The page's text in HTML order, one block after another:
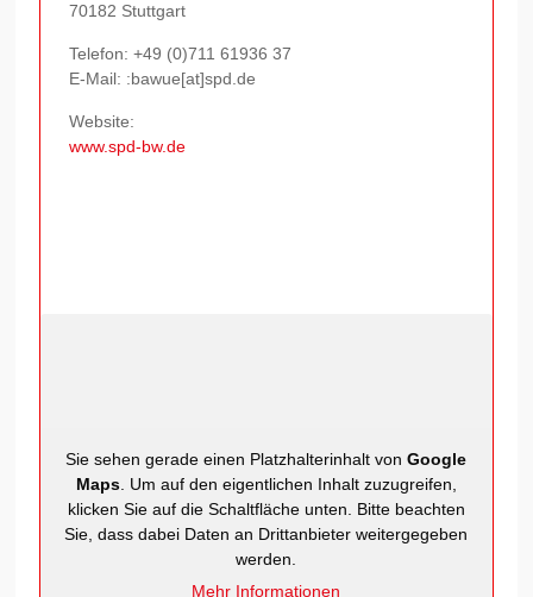
70182 Stuttgart
Telefon:+49 (0)711 61936 37
E-Mail: :bawue[at]spd.de
Website:
www.spd-bw.de
Sie sehen gerade einen Platzhalterinhalt vonGoogle
Maps. Um auf den eigentlichen Inhalt zuzugreifen,
klicken Sie auf die Schaltfläche unten. Bitte beachten
Sie, dass dabei Daten an Drittanbieter weitergegeben
werden.
Mehr Informationen